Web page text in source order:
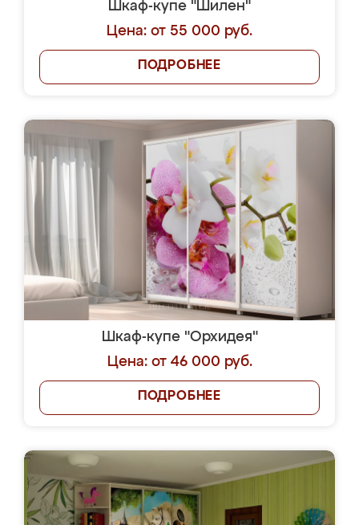
Шкаф-купе "Шилен"
Цена: от 55 000 руб.
ПОДРОБНЕЕ
Шкаф-купе "Орхидея"
Цена: от 46 000 руб.
ПОДРОБНЕЕ